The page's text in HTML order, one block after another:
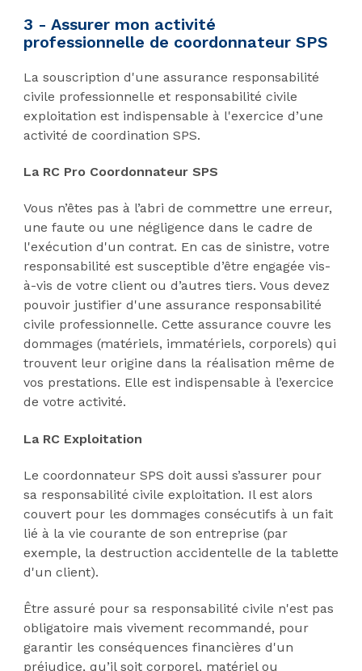
3 - Assurer mon activité
professionnelle de coordonnateur SPS
La souscription d'une assurance responsabilité
civile professionnelle et responsabilité civile
exploitation est indispensable à l'exercice d’une
activité de coordination SPS.
La RC Pro Coordonnateur SPS
Vous n’êtes pas à l’abri de commettre une erreur,
une faute ou une négligence dans le cadre de
l'exécution d'un contrat. En cas de sinistre, votre
responsabilité est susceptible d’être engagée vis-
à-vis de votre client ou d’autres tiers. Vous devez
pouvoir justifier d'une assurance responsabilité
civile professionnelle. Cette assurance couvre les
dommages (matériels, immatériels, corporels) qui
trouvent leur origine dans la réalisation même de
vos prestations. Elle est indispensable à l’exercice
de votre activité.
La RC Exploitation
Le coordonnateur SPS doit aussi s’assurer pour
sa responsabilité civile exploitation. Il est alors
couvert pour les dommages consécutifs à un fait
lié à la vie courante de son entreprise (par
exemple, la destruction accidentelle de la tablette
d'un client).
Être assuré pour sa responsabilité civile n'est pas
obligatoire mais vivement recommandé, pour
garantir les conséquences financières d'un
préjudice, qu’il soit corporel, matériel ou